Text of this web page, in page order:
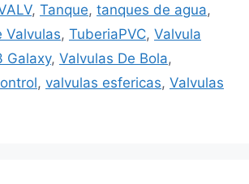
, Tanque, tanques de agua,
Valvulas, TuberiaPVC, Valvula
Galaxy, Valvulas De Bola,
, valvulas esfericas, Valvulas